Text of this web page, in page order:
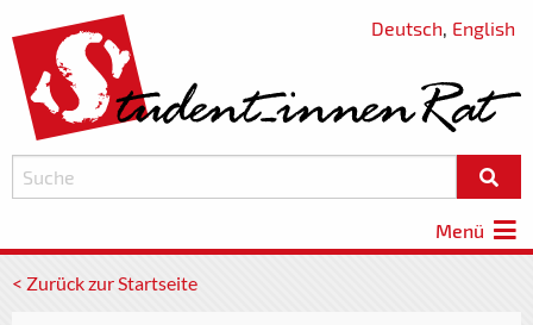
Deutsch, English
Menü
< Zurück zur Startseite